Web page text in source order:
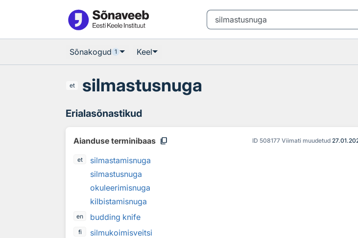
Sõnakogud 1 Keel
et silmastusnuga
Erialasõnastikud
Aianduse terminibaas content_copy ID 508177 Viimati muudetud
et
silmastamisnuga
silmastusnuga
okuleerimisnuga
kilbistamisnuga
en budding knife
fi silmukoimisveitsi